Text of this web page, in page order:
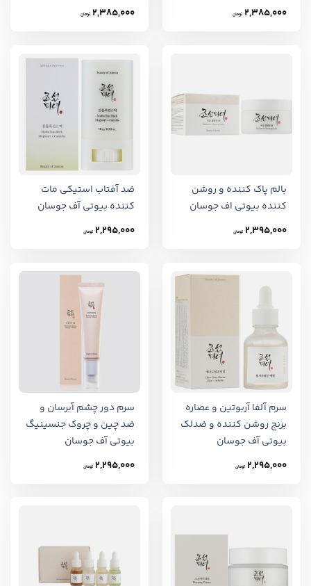
2,385,000 تومان 2,385,000 تومان
بالم پاک کننده و روشن
کننده بیوتی اف جوسان
2,395,000 تومان
ضد آفتاب استیکی مات
کننده بیوتی آف جوسان
2,295,000 تومان
سرم آلفا آربوتین و عصاره
برنج روشن کننده و ضدلک
بیوتی آف جوسان
2,295,000 تومان
سرم دور چشم آبرسان و
ضد چین و چروک جنسینیگ
بیوتی آف جوسان
2,295,000 تومان